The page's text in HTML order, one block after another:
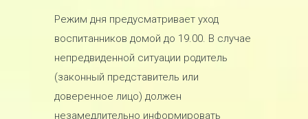
Режим дня предусматривает уход
воспитанников домой до 19.00. В случае
непредвиденной ситуации родитель
(законный представитель или
доверенное лицо) должен
незамедлительно информировать